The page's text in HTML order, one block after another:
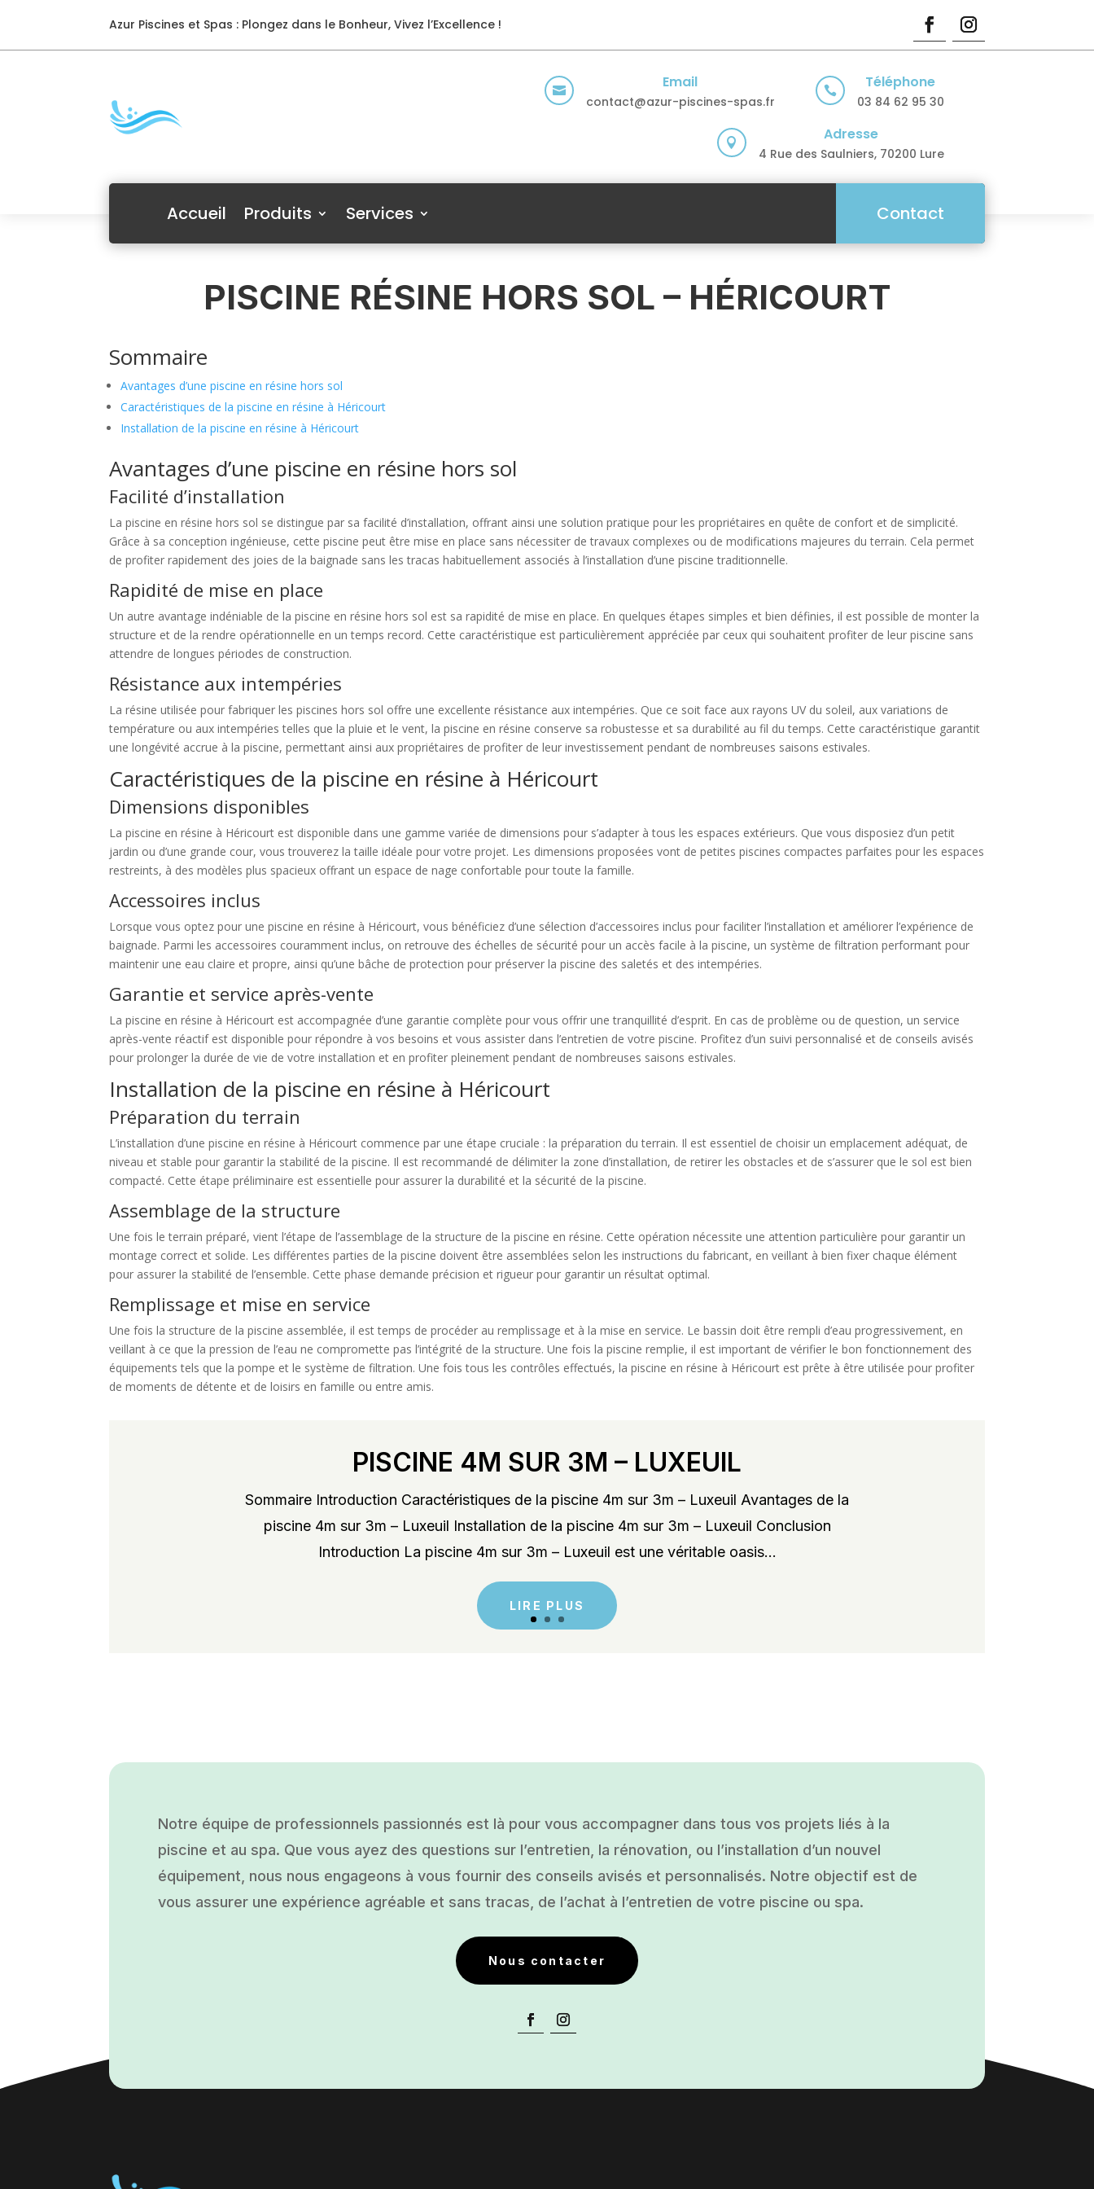
Azur Piscines et Spas : Plongez dans le Bonheur, Vivez l’Excellence !
 Email
contact@azur-piscines-spas.fr
 Téléphone
03 84 62 95 30
 Adresse
4 Rue des Saulniers, 70200 Lure
Accueil Produits Services Contact
PISCINE RÉSINE HORS SOL – HÉRICOURT
Sommaire
Avantages d’une piscine en résine hors sol
Caractéristiques de la piscine en résine à Héricourt
Installation de la piscine en résine à Héricourt
Avantages d’une piscine en résine hors sol
Facilité d’installation
La piscine en résine hors sol se distingue par sa facilité d’installation, offrant ainsi une solution pratique pour les propriétaires en quête de confort et de simplicité.
Grâce à sa conception ingénieuse, cette piscine peut être mise en place sans nécessiter de travaux complexes ou de modifications majeures du terrain. Cela permet
de profiter rapidement des joies de la baignade sans les tracas habituellement associés à l’installation d’une piscine traditionnelle.
Rapidité de mise en place
Un autre avantage indéniable de la piscine en résine hors sol est sa rapidité de mise en place. En quelques étapes simples et bien définies, il est possible de monter la
structure et de la rendre opérationnelle en un temps record. Cette caractéristique est particulièrement appréciée par ceux qui souhaitent profiter de leur piscine sans
attendre de longues périodes de construction.
Résistance aux intempéries
La résine utilisée pour fabriquer les piscines hors sol offre une excellente résistance aux intempéries. Que ce soit face aux rayons UV du soleil, aux variations de
température ou aux intempéries telles que la pluie et le vent, la piscine en résine conserve sa robustesse et sa durabilité au fil du temps. Cette caractéristique garantit
une longévité accrue à la piscine, permettant ainsi aux propriétaires de profiter de leur investissement pendant de nombreuses saisons estivales.
Caractéristiques de la piscine en résine à Héricourt
Dimensions disponibles
La piscine en résine à Héricourt est disponible dans une gamme variée de dimensions pour s’adapter à tous les espaces extérieurs. Que vous disposiez d’un petit
jardin ou d’une grande cour, vous trouverez la taille idéale pour votre projet. Les dimensions proposées vont de petites piscines compactes parfaites pour les espaces
restreints, à des modèles plus spacieux offrant un espace de nage confortable pour toute la famille.
Accessoires inclus
Lorsque vous optez pour une piscine en résine à Héricourt, vous bénéficiez d’une sélection d’accessoires inclus pour faciliter l’installation et améliorer l’expérience de
baignade. Parmi les accessoires couramment inclus, on retrouve des échelles de sécurité pour un accès facile à la piscine, un système de filtration performant pour
maintenir une eau claire et propre, ainsi qu’une bâche de protection pour préserver la piscine des saletés et des intempéries.
Garantie et service après-vente
La piscine en résine à Héricourt est accompagnée d’une garantie complète pour vous offrir une tranquillité d’esprit. En cas de problème ou de question, un service
après-vente réactif est disponible pour répondre à vos besoins et vous assister dans l’entretien de votre piscine. Profitez d’un suivi personnalisé et de conseils avisés
pour prolonger la durée de vie de votre installation et en profiter pleinement pendant de nombreuses saisons estivales.
Installation de la piscine en résine à Héricourt
Préparation du terrain
L’installation d’une piscine en résine à Héricourt commence par une étape cruciale : la préparation du terrain. Il est essentiel de choisir un emplacement adéquat, de
niveau et stable pour garantir la stabilité de la piscine. Il est recommandé de délimiter la zone d’installation, de retirer les obstacles et de s’assurer que le sol est bien
compacté. Cette étape préliminaire est essentielle pour assurer la durabilité et la sécurité de la piscine.
Assemblage de la structure
Une fois le terrain préparé, vient l’étape de l’assemblage de la structure de la piscine en résine. Cette opération nécessite une attention particulière pour garantir un
montage correct et solide. Les différentes parties de la piscine doivent être assemblées selon les instructions du fabricant, en veillant à bien fixer chaque élément
pour assurer la stabilité de l’ensemble. Cette phase demande précision et rigueur pour garantir un résultat optimal.
Remplissage et mise en service
Une fois la structure de la piscine assemblée, il est temps de procéder au remplissage et à la mise en service. Le bassin doit être rempli d’eau progressivement, en
veillant à ce que la pression de l’eau ne compromette pas l’intégrité de la structure. Une fois la piscine remplie, il est important de vérifier le bon fonctionnement des
équipements tels que la pompe et le système de filtration. Une fois tous les contrôles effectués, la piscine en résine à Héricourt est prête à être utilisée pour profiter
de moments de détente et de loisirs en famille ou entre amis.
PISCINE 4M SUR 3M – LUXEUIL
Sommaire Introduction Caractéristiques de la piscine 4m sur 3m – Luxeuil Avantages de la
piscine 4m sur 3m – Luxeuil Installation de la piscine 4m sur 3m – Luxeuil Conclusion
Introduction La piscine 4m sur 3m – Luxeuil est une véritable oasis...
LIRE PLUS
Notre équipe de professionnels passionnés est là pour vous accompagner dans tous vos projets liés à la
piscine et au spa. Que vous ayez des questions sur l’entretien, la rénovation, ou l’installation d’un nouvel
équipement, nous nous engageons à vous fournir des conseils avisés et personnalisés. Notre objectif est de
vous assurer une expérience agréable et sans tracas, de l’achat à l’entretien de votre piscine ou spa.
Nous contacter